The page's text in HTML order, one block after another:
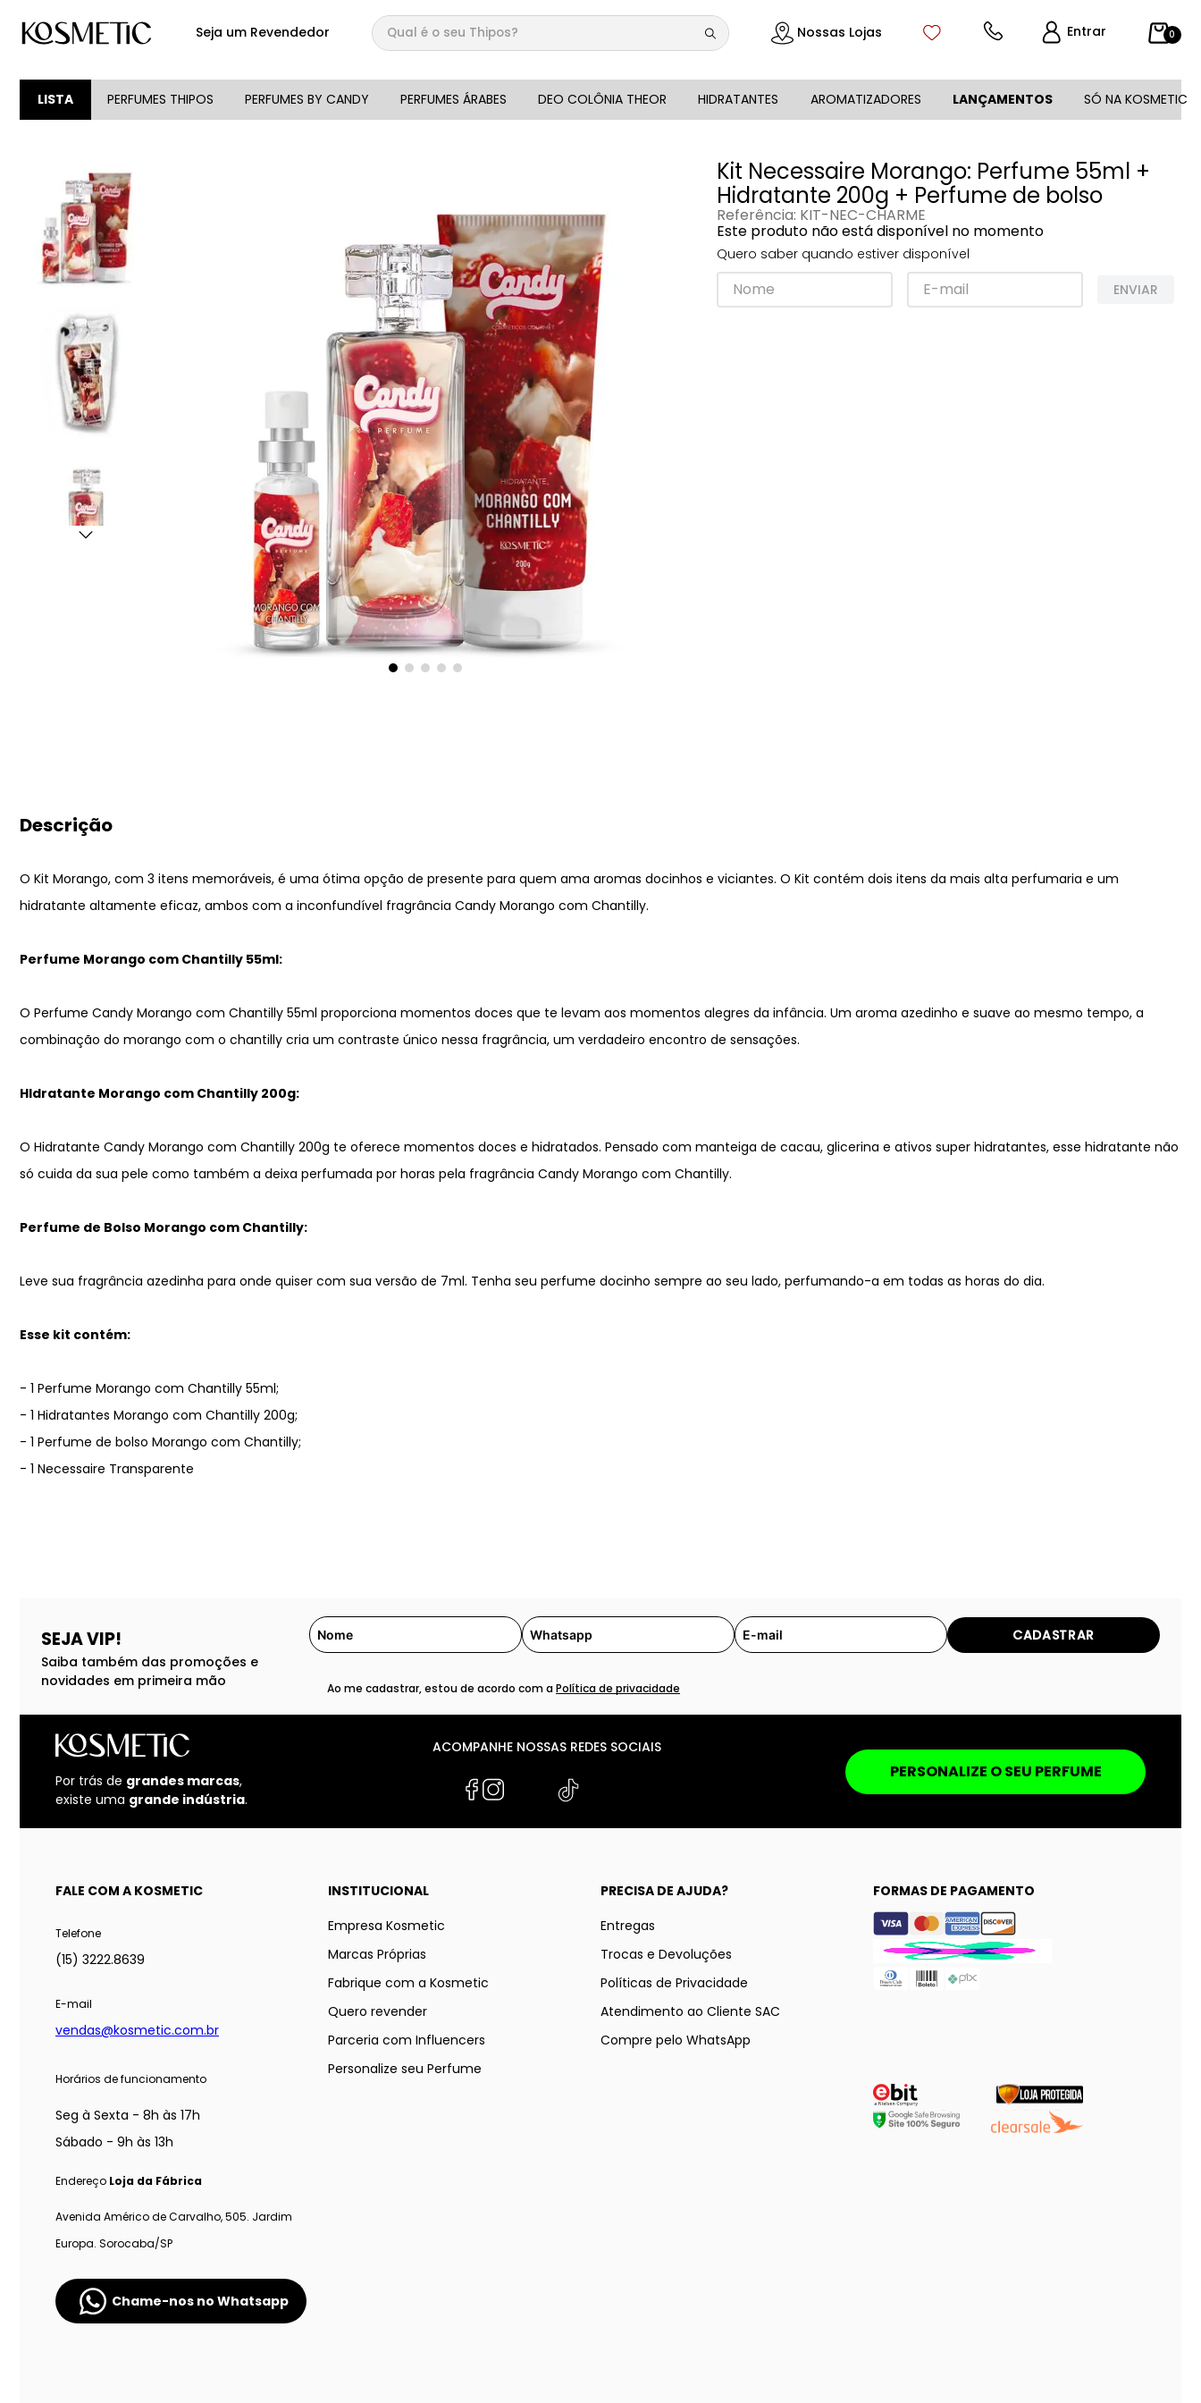
Seja um Revendedor
Qual é o seu Thipos?
Nossas Lojas Entrar 0
LISTA PERFUMES THIPOS PERFUMES BY CANDY PERFUMES ÁRABES DEO COLÔNIA THEOR HIDRATANTES AROMATIZADORES LANÇAMENTOS SÓ NA KOSMETIC
Kit Necessaire Morango: Perfume 55ml +
Hidratante 200g + Perfume de bolso
Referência: KIT-NEC-CHARME
Este produto não está disponível no momento
Quero saber quando estiver disponível
ENVIAR
Descrição
O Kit Morango, com 3 itens memoráveis, é uma ótima opção de presente para quem ama aromas docinhos e viciantes. O Kit contém dois itens da mais alta perfumaria e um
hidratante altamente eficaz, ambos com a inconfundível fragrância Candy Morango com Chantilly.
Perfume Morango com Chantilly 55ml:
O Perfume Candy Morango com Chantilly 55ml proporciona momentos doces que te levam aos momentos alegres da infância. Um aroma azedinho e suave ao mesmo tempo, a
combinação do morango com o chantilly cria um contraste único nessa fragrância, um verdadeiro encontro de sensações.
HIdratante Morango com Chantilly 200g:
O Hidratante Candy Morango com Chantilly 200g te oferece momentos doces e hidratados. Pensado com manteiga de cacau, glicerina e ativos super hidratantes, esse hidratante não
só cuida da sua pele como também a deixa perfumada por horas pela fragrância Candy Morango com Chantilly.
Perfume de Bolso Morango com Chantilly:
Leve sua fragrância azedinha para onde quiser com sua versão de 7ml. Tenha seu perfume docinho sempre ao seu lado, perfumando-a em todas as horas do dia.
Esse kit contém:
- 1 Perfume Morango com Chantilly 55ml;
- 1 Hidratantes Morango com Chantilly 200g;
- 1 Perfume de bolso Morango com Chantilly;
- 1 Necessaire Transparente
SEJA VIP!
Saiba também das promoções e
novidades em primeira mão
CADASTRAR
Ao me cadastrar, estou de acordo com aPolítica de privacidade
Por trás de grandes marcas,
existe uma grande indústria.
ACOMPANHE NOSSAS REDES SOCIAIS
PERSONALIZE O SEU PERFUME
FALE COM A KOSMETIC
Telefone
(15) 3222.8639
E-mail
vendas@kosmetic.com.br
Horários de funcionamento
Seg à Sexta - 8h às 17h
Sábado - 9h às 13h
Endereço Loja da Fábrica
Avenida Américo de Carvalho, 505. Jardim
Europa. Sorocaba/SP
Chame-nos no Whatsapp
INSTITUCIONAL
Empresa Kosmetic
Marcas Próprias
Fabrique com a Kosmetic
Quero revender
Parceria com Influencers
Personalize seu Perfume
PRECISA DE AJUDA?
Entregas
Trocas e Devoluções
Políticas de Privacidade
Atendimento ao Cliente SAC
Compre pelo WhatsApp
FORMAS DE PAGAMENTO
1 º
144
good girl